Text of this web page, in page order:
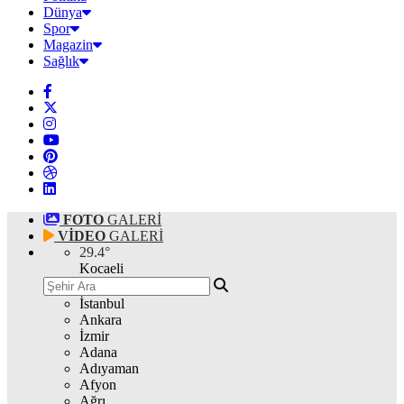
Dünya
Spor
Magazin
Sağlık
FOTO GALERİ
VİDEO GALERİ
29.4°
Kocaeli
İstanbul
Ankara
İzmir
Adana
Adıyaman
Afyon
Ağrı